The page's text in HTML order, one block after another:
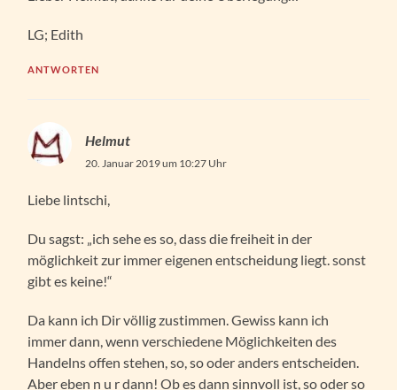
LG; Edith
ANTWORTEN
Helmut
20. Januar 2019 um 10:27 Uhr
Liebe lintschi,
Du sagst: „ich sehe es so, dass die freiheit in der
möglichkeit zur immer eigenen entscheidung liegt. sonst
gibt es keine!“
Da kann ich Dir völlig zustimmen. Gewiss kann ich
immer dann, wenn verschiedene Möglichkeiten des
Handelns offen stehen, so, so oder anders entscheiden.
Aber eben n u r dann! Ob es dann sinnvoll ist, so oder so